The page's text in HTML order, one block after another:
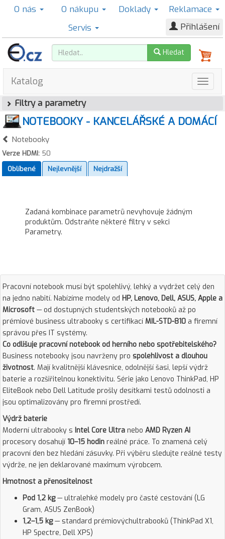
O nás O nákupu Doklady
Reklamace
Servis
Přihlášení
Hledat
Katalog
Filtry a parametry
NOTEBOOKY - KANCELÁŘSKÉ A DOMÁCÍ
Notebooky
Verze HDMI: 50
Oblíbené
Nejlevnější Nejdražší
Zadaná kombinace parametrů nevyhovuje žádným
produktům. Odstraňte některé filtry v sekci
Parametry.
Pracovní notebook musí být spolehlivý, lehký a vydržet celý den
na jedno nabití. Nabízíme modely od HP, Lenovo, Dell, ASUS, Apple a
Microsoft — od dostupných studentských notebooků až po
prémiové business ultrabooky s certifikací MIL-STD-810 a firemní
správou přes IT systémy.
Co odlišuje pracovní notebook od herního nebo spotřebitelského?
Business notebooky jsou navrženy pro spolehlivost a dlouhou
životnost. Mají kvalitnější klávesnice, odolnější šasi, lepší výdrž
baterie a rozšiřitelnou konektivitu. Série jako Lenovo ThinkPad, HP
EliteBook nebo Dell Latitude prošly desítkami testů odolnosti a
jsou optimalizovány pro firemní prostředí.
Výdrž baterie
Moderní ultrabooky s Intel Core Ultra nebo AMD Ryzen AI
procesory dosahují 10–15 hodin reálné práce. To znamená celý
pracovní den bez hledání zásuvky. Při výběru sledujte reálné testy
výdrže, ne jen deklarované maximum výrobcem.
Hmotnost a přenositelnost
Pod 1,2 kg— ultralehké modely pro časté cestování (LG
Gram, ASUS ZenBook)
1,2–1,5 kg— standard prémiovýchultrabooků (ThinkPad X1,
HP Spectre, Dell XPS)